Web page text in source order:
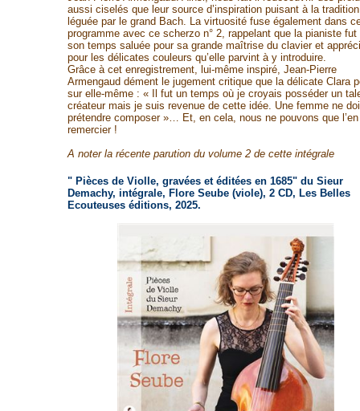
aussi ciselés que leur source d’inspiration puisant à la tradition
léguée par le grand Bach. La virtuosité fuse également dans
programme avec ce scherzo n° 2, rappelant que la pianiste fut
son temps saluée pour sa grande maîtrise du clavier et
pour les délicates couleurs qu’elle parvint à y introduire.
Grâce à cet enregistrement, lui-même inspiré, Jean-Pierre
Armengaud dément le jugement critique que la délicate Clara
sur elle-même : « Il fut un temps où je croyais posséder un
créateur mais je suis revenue de cette idée. Une femme ne
prétendre composer »… Et, en cela, nous ne pouvons que l’en
remercier !
A noter la récente parution du volume 2 de cette intégrale
" Pièces de Violle, gravées et éditées en 1685" du Sieur
Demachy, intégrale, Flore Seube (viole), 2 CD, Les Belles
Ecouteuses éditions, 2025.